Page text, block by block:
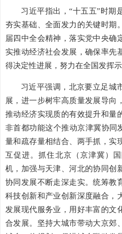
习近平指出，“十五五”时期
夯实基础、全面发力的关键时期
届四中全会精神，落实党中央确
实推动经济社会发展，确保率先
得决定性进展，努力在全国发挥示
习近平强调，北京要立足城
展，进一步树牢高质量发展导向
推动经济实现质的有效提升和量
非首都功能这个推动京津冀协同
量和疏存量相结合、两手抓，实
互促进。抓住北京（京津冀）
机，加强与天津、河北的协同创
协同发展不断走深走实。统筹教
科技创新和产业创新深度融合，
发展现代服务业，用好丰富的文
合发展。坚持大城市带动大京郊